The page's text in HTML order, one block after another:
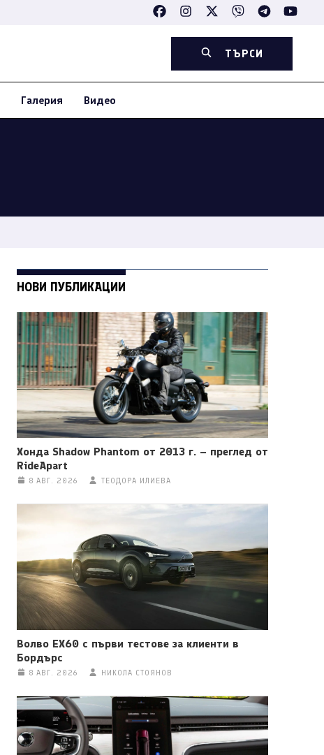
ТЪРСИ
Галерия Видео
НОВИ ПУБЛИКАЦИИ
Хонда Shadow Phantom от 2013 г. – преглед от
RideApart
8 АВГ. 2026 ТЕОДОРА ИЛИЕВА
Волво EX60 с първи тестове за клиенти в
Бордърс
8 АВГ. 2026 НИКОЛА СТОЯНОВ